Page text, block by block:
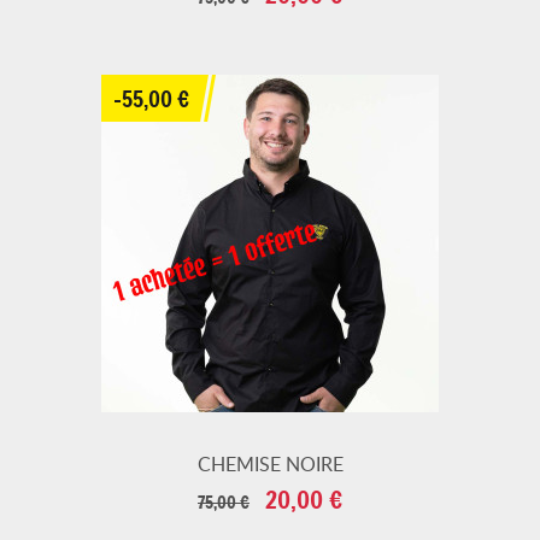
CHEMISE NOIRE
Prix
75,00 €
-55,00 €
Prix
20,00 €